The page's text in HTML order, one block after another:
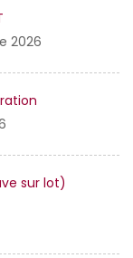
2026
sur lot)